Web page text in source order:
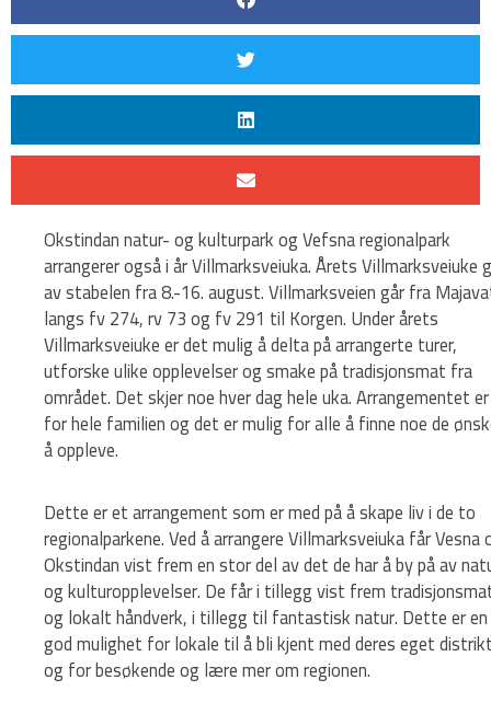
Okstindan natur- og kulturpark og Vefsna regionalpark
arrangerer også i år Villmarksveiuka. Årets Villmarksveiuke
av stabelen fra 8.-16. august. Villmarksveien går fra
langs fv 274, rv 73 og fv 291 til Korgen. Under årets
Villmarksveiuke er det mulig å delta på arrangerte turer,
utforske ulike opplevelser og smake på tradisjonsmat fra
området. Det skjer noe hver dag hele uka. Arrangementet er
for hele familien og det er mulig for alle å finne noe de
å oppleve.
Dette er et arrangement som er med på å skape liv i de to
regionalparkene. Ved å arrangere Villmarksveiuka får Vesna
Okstindan vist frem en stor del av det de har å by på av
og kulturopplevelser. De får i tillegg vist frem
og lokalt håndverk, i tillegg til fantastisk natur. Dette er en
god mulighet for lokale til å bli kjent med deres eget
og for besøkende og lære mer om regionen.